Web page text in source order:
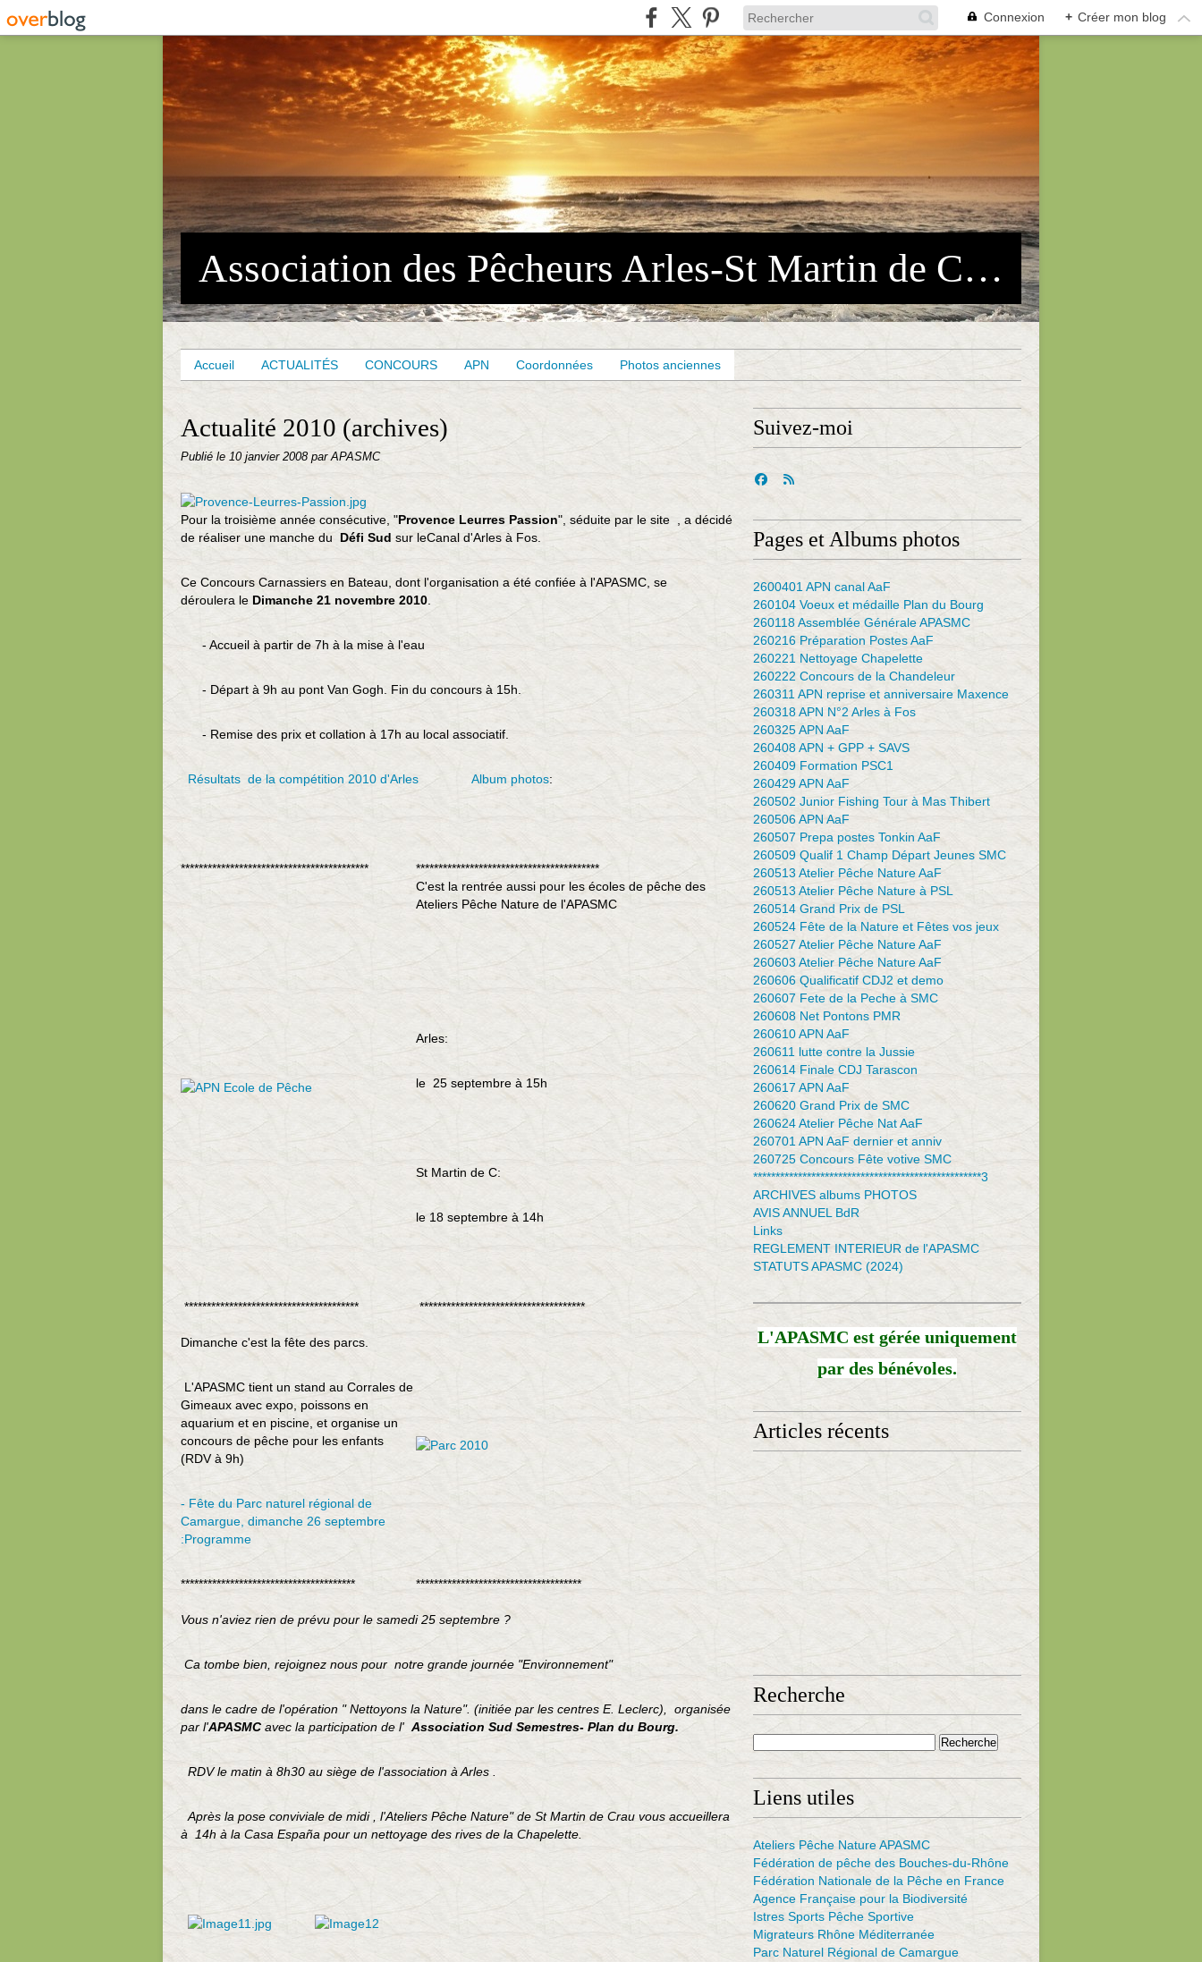
Connexion + Créer mon blog
Association des Pêcheurs Arles-St Martin de Crau (APASMC)
Accueil ACTUALITÉS CONCOURS APN Coordonnées Photos anciennes
Actualité 2010 (archives)
Publié le 10 janvier 2008 par APASMC
Pour la troisième année consécutive, "Provence Leurres Passion", séduite par le site , a décidé
de réaliser une manche du
Défi Sud sur leCanal d'Arles à Fos.
Ce Concours Carnassiers en Bateau, dont l'organisation a été confiée à l'APASMC, se
déroulera le Dimanche 21 novembre 2010
- Accueil à partir de 7h à la mise à l'eau
- Départ à 9h au pont Van Gogh. Fin du concours à 15h.
- Remise des prix et collation à 17h au local associatif.
Résultats de la compétition 2010 d'Arles Album photos:
******************************************
*****************************************
C'est la rentrée aussi pour les écoles de pêche des
Ateliers Pêche Nature de l'APASMC
Arles:
le 25 septembre à 15h
St Martin de C:
le 18 septembre à 14h
*************************************** *************************************
Dimanche c'est la fête des parcs.
L'APASMC tient un stand au Corrales de
Gimeaux avec expo, poissons en
aquarium et en piscine, et organise un
concours de pêche pour les enfants
(RDV à 9h)
- Fête du Parc naturel régional de
Camargue, dimanche 26 septembre
:Programme
*************************************** *************************************
Vous n'aviez rien de prévu pour le samedi 25 septembre ?
Ca tombe bien, rejoignez nous pour notre grande journée "Environnement"
dans le cadre de l'opération " Nettoyons la Nature". (initiée par les centres E. Leclerc), organisée
par l'APASMCavec la participation de l' Association Sud Semestres- Plan du Bourg.
RDV le matin à 8h30 au siège de l'association à Arles .
Après la pose conviviale de midi , l'Ateliers Pêche Nature" de St Martin de Crau vous accueillera
à 14h à la Casa España pour un nettoyage des rives de la Chapelette.
Suivez-moi
Pages et Albums photos
2600401 APN canal AaF
260104 Voeux et médaille Plan du Bourg
260118 Assemblée Générale APASMC
260216 Préparation Postes AaF
260221 Nettoyage Chapelette
260222 Concours de la Chandeleur
260311 APN reprise et anniversaire Maxence
260318 APN N°2 Arles à Fos
260325 APN AaF
260408 APN + GPP + SAVS
260409 Formation PSC1
260429 APN AaF
260502 Junior Fishing Tour à Mas Thibert
260506 APN AaF
260507 Prepa postes Tonkin AaF
260509 Qualif 1 Champ Départ Jeunes SMC
260513 Atelier Pêche Nature AaF
260513 Atelier Pêche Nature à PSL
260514 Grand Prix de PSL
260524 Fête de la Nature et Fêtes vos jeux
260527 Atelier Pêche Nature AaF
260603 Atelier Pêche Nature AaF
260606 Qualificatif CDJ2 et demo
260607 Fete de la Peche à SMC
260608 Net Pontons PMR
260610 APN AaF
260611 lutte contre la Jussie
260614 Finale CDJ Tarascon
260617 APN AaF
260620 Grand Prix de SMC
260624 Atelier Pêche Nat AaF
260701 APN AaF dernier et anniv
260725 Concours Fête votive SMC
***************************************************3
ARCHIVES albums PHOTOS
AVIS ANNUEL BdR
Links
REGLEMENT INTERIEUR de l'APASMC
STATUTS APASMC (2024)
L'APASMC est gérée uniquement
par des bénévoles.
Articles récents
Recherche
Liens utiles
Ateliers Pêche Nature APASMC
Fédération de pêche des Bouches-du-Rhône
Fédération Nationale de la Pêche en France
Agence Française pour la Biodiversité
Istres Sports Pêche Sportive
Migrateurs Rhône Méditerranée
Parc Naturel Régional de Camargue